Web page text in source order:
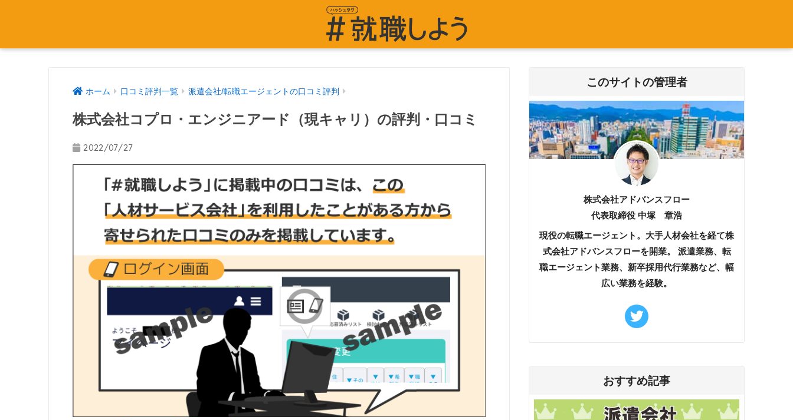
ホーム 口コミ評判一覧 派遣会社/転職エージェントの口コミ評判
株式会社コプロ・エンジニアード（現キャリ）の評判・口コミ
2022/07/27
このサイトの管理者
株式会社アドバンスフロー
代表取締役 中塚 章浩
現役の転職エージェント。大手人材会社を経て株
式会社アドバンスフローを開業。 派遣業務、転
職エージェント業務、新卒採用代行業務など、幅
広い業務を経験。
おすすめ記事